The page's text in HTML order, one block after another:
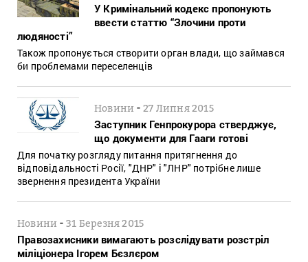
У Кримінальний кодекс пропонують
ввести статтю “Злочини проти
людяності”
Також пропонується створити орган влади, що займався
би проблемами переселенців
Новини -27 Липня 2015
Заступник Генпрокурора стверджує,
що документи для Гааги готові
Для початку розгляду питання притягнення до
відповідальності Росії, "ДНР" і "ЛНР" потрібне лише
звернення президента України
Новини -31 Березня 2015
Правозахисники вимагають розслідувати розстріл
міліціонера Ігорем Бєзлєром